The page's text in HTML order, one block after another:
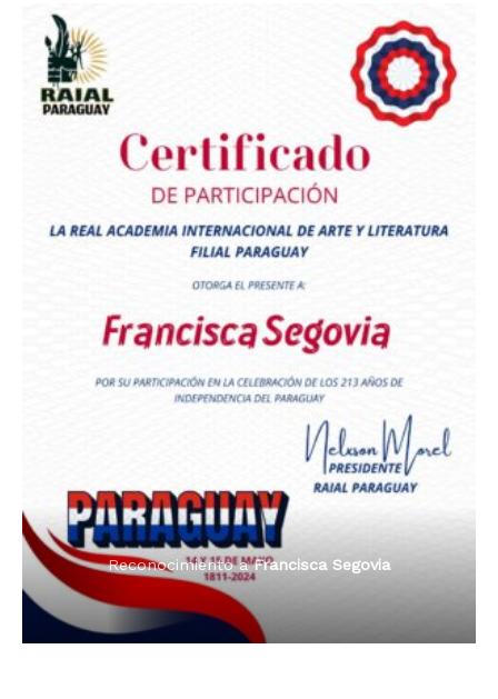
Dama de Oro 2024
Reconocimiento aFrancisca Segovia
Reconocimiento aFrancisca Segovia
Radio Tribuna Abierta
Radio Tribuna Abierta
Radio Oñondivepa Paraguay
Premio Orgullo Paraguayo
Reconocimiento aFrancisca Segovia